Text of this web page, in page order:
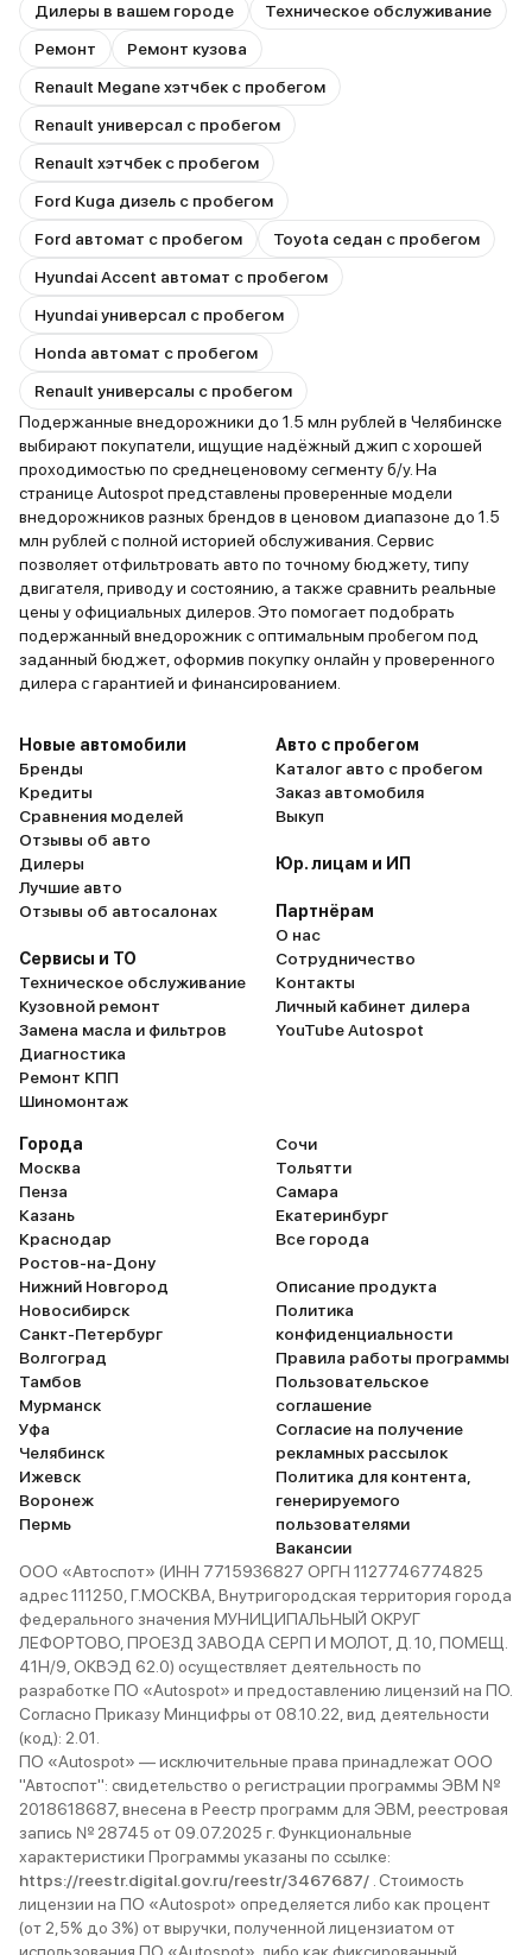
Дилеры в вашем городе
Техническое обслуживание
Ремонт
Ремонт кузова
Renault Megane хэтчбек с пробегом
Renault универсал с пробегом
Renault хэтчбек с пробегом
Ford Kuga дизель с пробегом
Ford автомат с пробегом
Toyota седан с пробегом
Hyundai Accent автомат с пробегом
Hyundai универсал с пробегом
Honda автомат с пробегом
Renault универсалы с пробегом
Подержанные внедорожники до 1.5 млн рублей в Челябинске
выбирают покупатели, ищущие надёжный джип с хорошей
проходимостью по среднеценовому сегменту б/у. На
странице Autospot представлены проверенные модели
внедорожников разных брендов в ценовом диапазоне до 1.5
млн рублей с полной историей обслуживания. Сервис
позволяет отфильтровать авто по точному бюджету, типу
двигателя, приводу и состоянию, а также сравнить реальные
цены у официальных дилеров. Это помогает подобрать
подержанный внедорожник с оптимальным пробегом под
заданный бюджет, оформив покупку онлайн у проверенного
дилера с гарантией и финансированием.
Новые автомобили
Бренды
Кредиты
Сравнения моделей
Отзывы об авто
Дилеры
Лучшие авто
Отзывы об автосалонах
Сервисы и ТО
Техническое обслуживание
Кузовной ремонт
Замена масла и фильтров
Диагностика
Ремонт КПП
Шиномонтаж
Авто с пробегом
Каталог авто с пробегом
Заказ автомобиля
Выкуп
Юр. лицам и ИП
Партнёрам
О нас
Сотрудничество
Контакты
Личный кабинет дилера
YouTube Autospot
Города
Москва
Пенза
Казань
Краснодар
Ростов-на-Дону
Нижний Новгород
Новосибирск
Санкт-Петербург
Волгоград
Тамбов
Мурманск
Уфа
Челябинск
Ижевск
Воронеж
Пермь
Сочи
Тольятти
Самара
Екатеринбург
Все города
Описание продукта
Политика
конфиденциальности
Правила работы программы
Пользовательское
соглашение
Согласие на получение
рекламных рассылок
Политика для контента,
генерируемого
пользователями
Вакансии
ООО «Автоспот» (ИНН 7715936827 ОРГН 1127746774825
адрес 111250, Г.МОСКВА, Внутригородская территория города
федерального значения МУНИЦИПАЛЬНЫЙ ОКРУГ
ЛЕФОРТОВО, ПРОЕЗД ЗАВОДА СЕРП И МОЛОТ, Д. 10, ПОМЕЩ.
41Н/9, ОКВЭД 62.0) осуществляет деятельность по
разработке ПО «Autospot» и предоставлению лицензий на ПО.
Согласно Приказу Минцифры от 08.10.22, вид деятельности
(код): 2.01.
ПО «Autospot» — исключительные права принадлежат ООО
"Автоспот": свидетельство о регистрации программы ЭВМ №
2018618687, внесена в Реестр программ для ЭВМ, реестровая
запись № 28745 от 09.07.2025 г. Функциональные
характеристики Программы указаны по ссылке:
https://reestr.digital.gov.ru/reestr/3467687/ . Стоимость
лицензии на ПО «Autospot» определяется либо как процент
(от 2,5% до 3%) от выручки, полученной лицензиатом от